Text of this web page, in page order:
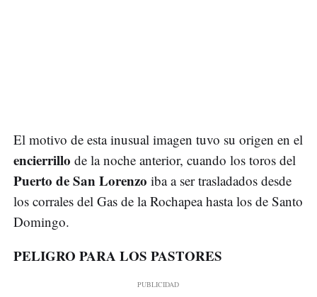
El motivo de esta inusual imagen tuvo su origen en el
encierrillo de la noche anterior, cuando los toros del
Puerto de San Lorenzo iba a ser trasladados desde
los corrales del Gas de la Rochapea hasta los de Santo
Domingo.
PELIGRO PARA LOS PASTORES